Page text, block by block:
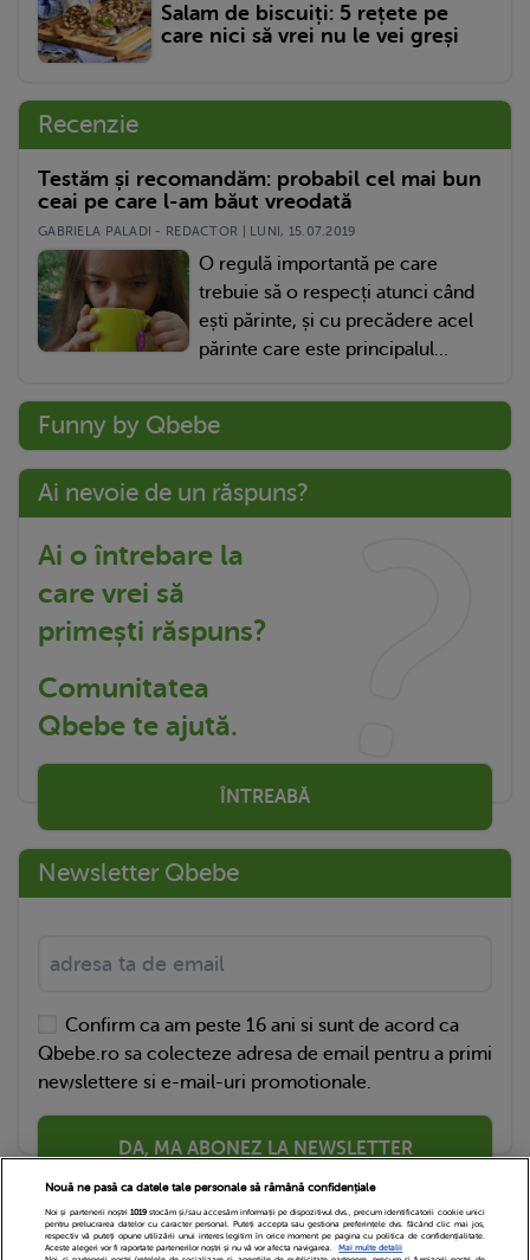
Salam de biscuiți: 5 rețete pe
care nici să vrei nu le vei greși
Recenzie
Testăm și recomandăm: probabil cel mai bun
ceai pe care l-am băut vreodată
GABRIELA PALADI - REDACTOR | LUNI, 15.07.2019
O regulă importantă pe care
trebuie să o respecți atunci când
ești părinte, și cu precădere acel
părinte care este principalul...
Funny by Qbebe
Ai nevoie de un răspuns?
Ai o întrebare la
care vrei să
primești răspuns?
Comunitatea
Qbebe te ajută.
ÎNTREABĂ
Newsletter Qbebe
Confirm ca am peste 16 ani si sunt de acord ca
Qbebe.ro sa colecteze adresa de email pentru a primi
newslettere si e-mail-uri promotionale.
DA, MA ABONEZ LA NEWSLETTER
Nouă ne pasă ca datele tale personale să rămână confidențiale
Noi și partenerii noștri 1019stocăm și/sau accesăm informații pe dispozitivul dvs., precum identificatorii cookie unici
pentru prelucrarea datelor cu caracter personal. Puteți accepta sau gestiona preferințele dvs. făcând clic mai jos,
respectiv vă puteți opune utilizării unui interes legitim în orice moment pe pagina cu politica de confidențialitate.
Aceste alegeri vor fi raportate partenerilor noștri și nu vă vor afecta navigarea.
Mai multe detalii